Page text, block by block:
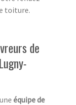
toiture.
de
équipe de